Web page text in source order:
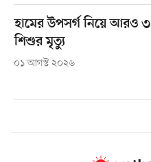
হামের উপসর্গ নিয়ে আরও ৩
শিশুর মৃত্যু
০১ আগস্ট ২০২৬